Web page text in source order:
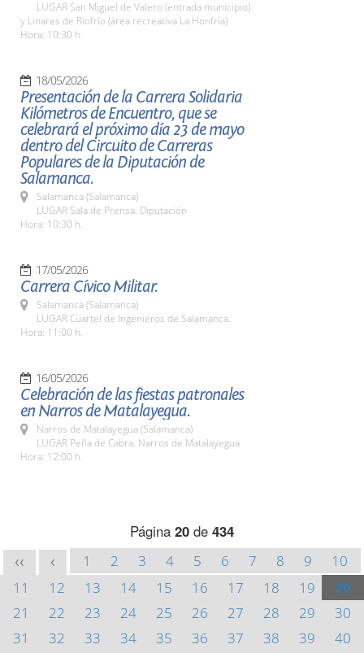
LUGAR San Miguel de Valero (entrada municipio)
y Linares de Riofrío (área recreativa La Honfría)
Hora: 10:30 h.
18/05/2026
Presentación de la Carrera Solidaria
Kilómetros de Encuentro, que se
celebrará el próximo día 23 de mayo
dentro del Circuito de Carreras
Populares de la Diputación de
Salamanca.
Salamanca (Salamanca)
LUGAR Sala de Prensa. Diputación
Hora: 10:30 h.
17/05/2026
Carrera Cívico Militar.
Salamanca (Salamanca)
LUGAR Cuartel de Ingenieros de Salamanca.
Hora: 11:00 h.
16/05/2026
Celebración de las fiestas patronales
en Narros de Matalayegua.
Narros de Matalayegua (Salamanca)
LUGAR Peña de Cabra. Narros de Matalayegua
Hora: 12:00 h.
Página 20 de 434
<< < 1 2 3 4 5 6 7 8 9
10
11
12 13 14 15 16 17 18 19
20
21
22 23 24 25 26 27 28 29
30
31
32 33 34 35 36 37 38 39
40